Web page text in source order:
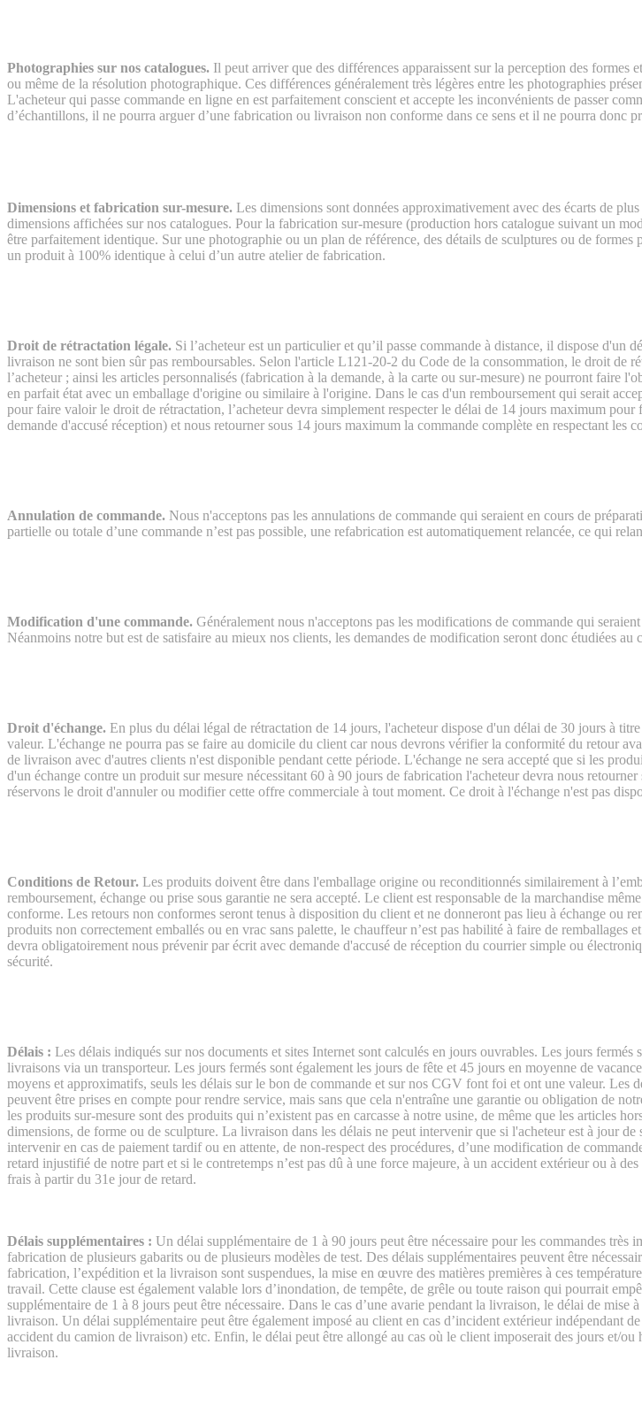
Photographies sur nos catalogues. Il peut arriver que des différences apparaissent sur la perception des formes
ou même de la résolution photographique. Ces différences généralement très légères entre les photographies
L'acheteur qui passe commande en ligne en est parfaitement conscient et accepte les inconvénients de passer
d’échantillons, il ne pourra arguer d’une fabrication ou livraison non conforme dans ce sens et il ne pourra donc
Dimensions et fabrication sur-mesure. Les dimensions sont données approximativement avec des écarts de
dimensions affichées sur nos catalogues. Pour la fabrication sur-mesure (production hors catalogue suivant un
être parfaitement identique. Sur une photographie ou un plan de référence, des détails de sculptures ou de
un produit à 100% identique à celui d’un autre atelier de fabrication.
Droit de rétractation légale. Si l’acheteur est un particulier et qu’il passe commande à distance, il dispose d'un
livraison ne sont bien sûr pas remboursables. Selon l'article L121-20-2 du Code de la consommation, le droit de
l’acheteur ; ainsi les articles personnalisés (fabrication à la demande, à la carte ou sur-mesure) ne pourront faire
en parfait état avec un emballage d'origine ou similaire à l'origine. Dans le cas d'un remboursement qui serait
pour faire valoir le droit de rétractation, l’acheteur devra simplement respecter le délai de 14 jours maximum
demande d'accusé réception) et nous retourner sous 14 jours maximum la commande complète en respectant
Annulation de commande. Nous n'acceptons pas les annulations de commande qui seraient en cours de
partielle ou totale d’une commande n’est pas possible, une refabrication est automatiquement relancée, ce qui
Modification d'une commande. Généralement nous n'acceptons pas les modifications de commande qui
Néanmoins notre but est de satisfaire au mieux nos clients, les demandes de modification seront donc étudiées
Droit d'échange. En plus du délai légal de rétractation de 14 jours, l'acheteur dispose d'un délai de 30 jours à
valeur. L'échange ne pourra pas se faire au domicile du client car nous devrons vérifier la conformité du retour
de livraison avec d'autres clients n'est disponible pendant cette période. L'échange ne sera accepté que si les
d'un échange contre un produit sur mesure nécessitant 60 à 90 jours de fabrication l'acheteur devra nous
réservons le droit d'annuler ou modifier cette offre commerciale à tout moment. Ce droit à l'échange n'est pas
Conditions de Retour. Les produits doivent être dans l'emballage origine ou reconditionnés similairement à
remboursement, échange ou prise sous garantie ne sera accepté. Le client est responsable de la marchandise
conforme. Les retours non conformes seront tenus à disposition du client et ne donneront pas lieu à échange ou
produits non correctement emballés ou en vrac sans palette, le chauffeur n’est pas habilité à faire de
devra obligatoirement nous prévenir par écrit avec demande d'accusé de réception du courrier simple ou
sécurité.
Délais : Les délais indiqués sur nos documents et sites Internet sont calculés en jours ouvrables. Les jours
livraisons via un transporteur. Les jours fermés sont également les jours de fête et 45 jours en moyenne de
moyens et approximatifs, seuls les délais sur le bon de commande et sur nos CGV font foi et ont une valeur. Les
peuvent être prises en compte pour rendre service, mais sans que cela n'entraîne une garantie ou obligation de
les produits sur-mesure sont des produits qui n’existent pas en carcasse à notre usine, de même que les articles
dimensions, de forme ou de sculpture. La livraison dans les délais ne peut intervenir que si l'acheteur est à jour
intervenir en cas de paiement tardif ou en attente, de non-respect des procédures, d’une modification de
retard injustifié de notre part et si le contretemps n’est pas dû à une force majeure, à un accident extérieur ou à
frais à partir du 31e jour de retard.
Délais supplémentaires : Un délai supplémentaire de 1 à 90 jours peut être nécessaire pour les commandes
fabrication de plusieurs gabarits ou de plusieurs modèles de test. Des délais supplémentaires peuvent être
fabrication, l’expédition et la livraison sont suspendues, la mise en œuvre des matières premières à ces
travail. Cette clause est également valable lors d’inondation, de tempête, de grêle ou toute raison qui pourrait
supplémentaire de 1 à 8 jours peut être nécessaire. Dans le cas d’une avarie pendant la livraison, le délai de
livraison. Un délai supplémentaire peut être également imposé au client en cas d’incident extérieur
accident du camion de livraison) etc. Enfin, le délai peut être allongé au cas où le client imposerait des jours et/
livraison.